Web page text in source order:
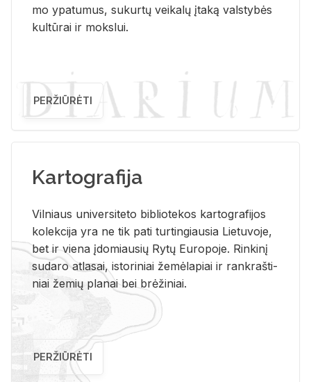
mo ypa­tu­mus, su­kur­tų vei­ka­lų įta­ką vals­ty­bės
kul­tū­rai ir moks­lui.
PERŽIŪRĖTI
Kartografija
Vil­niaus uni­ver­si­te­to bi­b­lio­te­kos kar­to­gra­fi­jos
ko­lek­ci­ja yra ne tik pati tur­tin­giau­sia Lie­tu­vo­je,
bet ir vie­na įdo­miau­sių Rytų Eu­ro­po­je. Rin­ki­nį
su­da­ro at­la­sai, is­to­ri­niai že­mė­la­piai ir rank­raš­ti­
niai že­mių pla­nai bei brė­ži­niai.
PERŽIŪRĖTI